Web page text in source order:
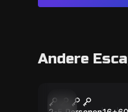
Andere
Brandon